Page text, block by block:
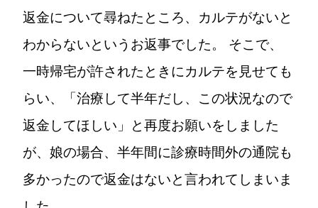
返金について尋ねたところ、カルテがないと
わからないというお返事でした。 そこで、
一時帰宅が許されたときにカルテを見せても
らい、「治療して半年だし、この状況なので
返金してほしい」と再度お願いをしました
が、娘の場合、半年間に診療時間外の通院も
多かったので返金はないと言われてしまいま